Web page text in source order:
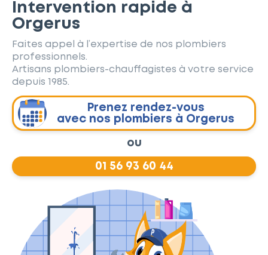
Intervention rapide à
Orgerus
Faites appel à l’expertise de nos plombiers
professionnels.
Artisans plombiers-chauffagistes à votre service
depuis 1985.
Prenez rendez-vous
avec nos plombiers à Orgerus
ou
01 56 93 60 44